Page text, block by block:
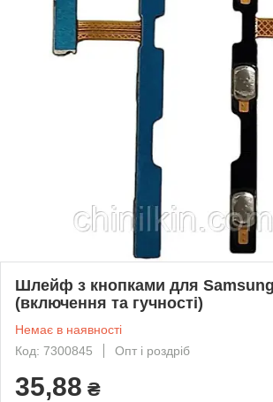
Шлейф з кнопками для
(включення та гучності)
Немає в наявності
Код: 7300845
Опт і роздріб
35,88 ₴